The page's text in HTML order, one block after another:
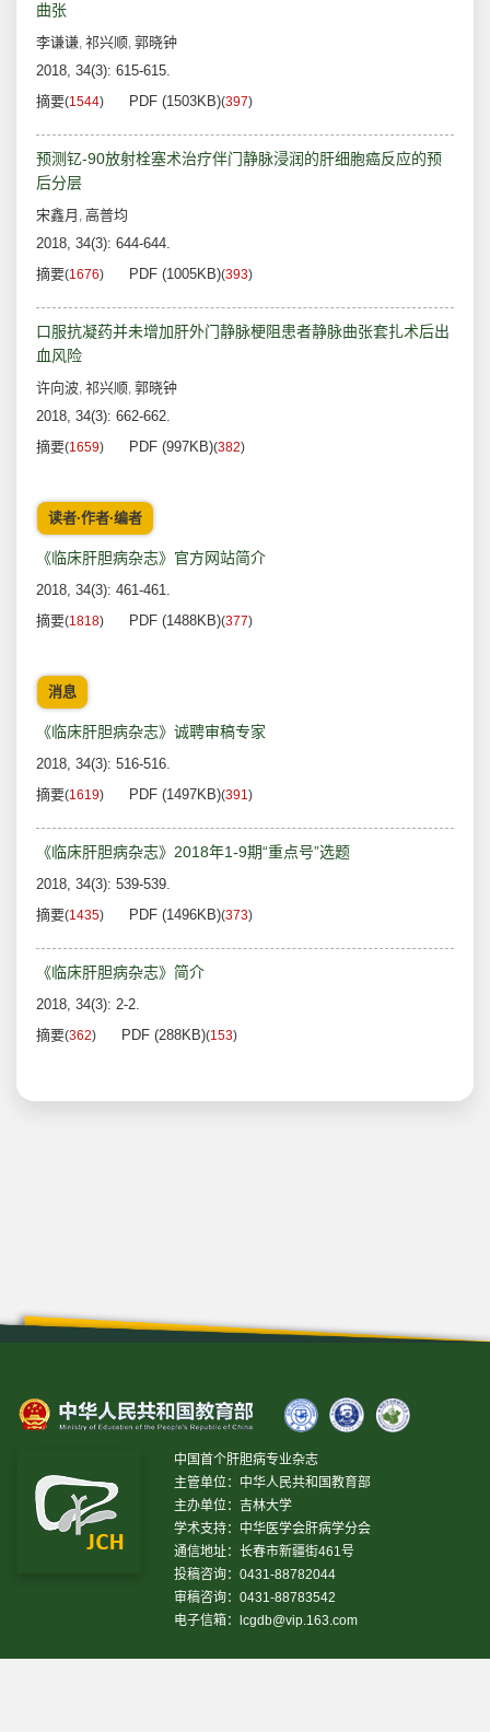
曲张
李谦谦, 祁兴顺, 郭晓钟
2018, 34(3): 615-615.
摘要(1544) PDF (1503KB)(397)
预测钇-90放射栓塞术治疗伴门静脉浸润的肝细胞癌反应的预
后分层
宋鑫月 , 高普均
2018, 34(3): 644-644.
摘要(1676) PDF (1005KB)(393)
口服抗凝药并未增加肝外门静脉梗阻患者静脉曲张套扎术后出
血风险
许向波, 祁兴顺, 郭晓钟
2018, 34(3): 662-662.
摘要(1659) PDF (997KB)(382)
读者·作者·编者
《临床肝胆病杂志》官方网站简介
2018, 34(3): 461-461.
摘要(1818) PDF (1488KB)(377)
消息
《临床肝胆病杂志》诚聘审稿专家
2018, 34(3): 516-516.
摘要(1619) PDF (1497KB)(391)
《临床肝胆病杂志》2018年1-9期“重点号”选题
2018, 34(3): 539-539.
摘要(1435) PDF (1496KB)(373)
《临床肝胆病杂志》简介
2018, 34(3): 2-2.
摘要(362) PDF (288KB)(153)
中国首个肝胆病专业杂志
主管单位：中华人民共和国教育部
主办单位：吉林大学
学术支持：中华医学会肝病学分会
通信地址：长春市新疆街461号
投稿咨询：0431-88782044
审稿咨询：0431-88783542
电子信箱：
lcgdb@vip.163.com